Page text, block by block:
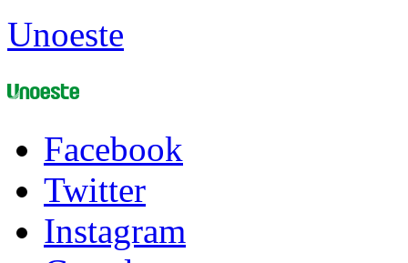
Unoeste
Facebook
Twitter
Instagram